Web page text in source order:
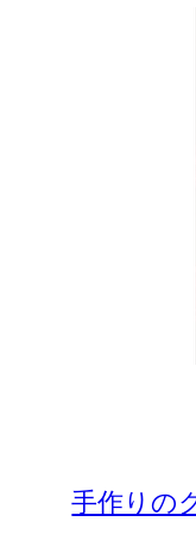
手作りの